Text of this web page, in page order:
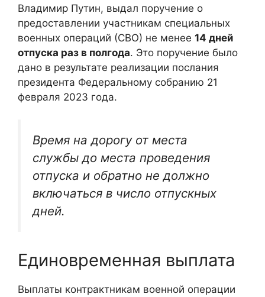
Владимир Путин, выдал поручение о
предоставлении участникам специальных
военных операций (СВО) не менее 14 дней
отпуска раз в полгода. Это поручение было
дано в результате реализации послания
президента Федеральному собранию 21
февраля 2023 года.
Время на дорогу от места
службы до места проведения
отпуска и обратно не должно
включаться в число отпускных
дней.
Единовременная выплата
Выплаты контрактникам военной операции